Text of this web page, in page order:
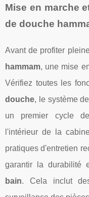
Mise en marche
de douche
Avant de profiter
hammam, une mise
Vérifiez toutes les
douche, le système
un premier cycle
l'intérieur de la
pratiques d'entretien
garantir la durabilité
bain. Cela inclut